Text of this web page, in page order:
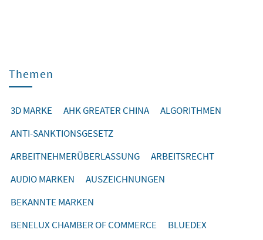
Themen
3D MARKE AHK GREATER CHINA
ALGORITHMEN
ANTI-SANKTIONSGESETZ
ARBEITNEHMERÜBERLASSUNG
ARBEITSRECHT
AUDIO MARKEN
AUSZEICHNUNGEN
BEKANNTE MARKEN
BENELUX CHAMBER OF COMMERCE
BLUEDEX